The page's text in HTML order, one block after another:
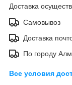
Доставка
Самовывоз
Доставка
По городу
Все условия